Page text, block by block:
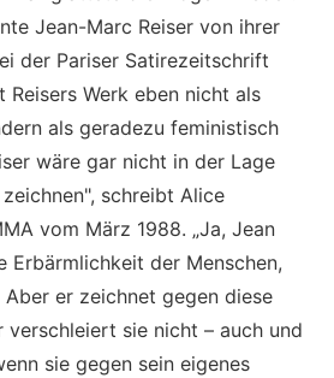
Jean-Marc Reiser von ihrer
der Pariser Satirezeitschrift
Reisers Werk eben nicht als
als geradezu feministisch
wäre gar nicht in der Lage
schreibt Alice
vom März 1988. „Ja, Jean
Erbärmlichkeit der Menschen,
er zeichnet gegen diese
verschleiert sie nicht – auch und
sie gegen sein eigenes